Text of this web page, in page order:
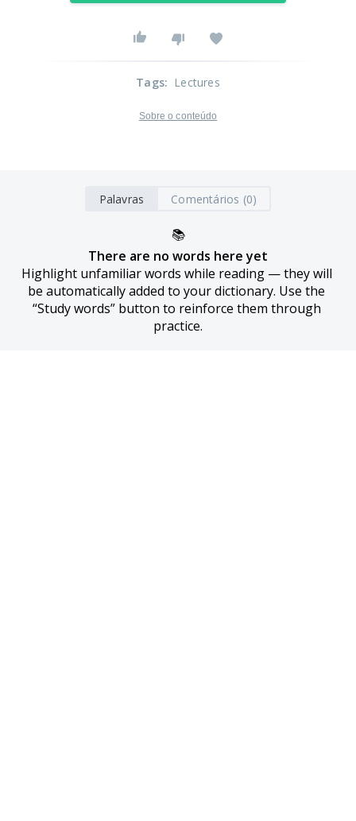
Tags: Lectures
Sobre o conteúdo
Palavras Comentários (0)
📚
There are no words here yet
Highlight unfamiliar words while reading — they will
be automatically added to your dictionary. Use the
“Study words” button to reinforce them through
practice.